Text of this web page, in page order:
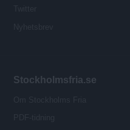
Stockholmsfria.se